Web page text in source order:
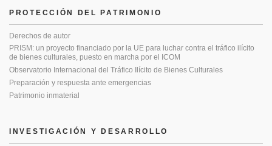
PROTECCIÓN DEL PATRIMONIO
Derechos de autor
PRISM: un proyecto financiado por la UE para luchar contra el tráfico ilícito
de bienes culturales, puesto en marcha por el ICOM
Observatorio Internacional del Tráfico Ilícito de Bienes Culturales
Preparación y respuesta ante emergencias
Patrimonio inmaterial
INVESTIGACIÓN Y DESARROLLO